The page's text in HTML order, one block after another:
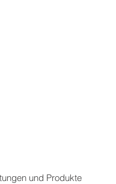
und Produkte